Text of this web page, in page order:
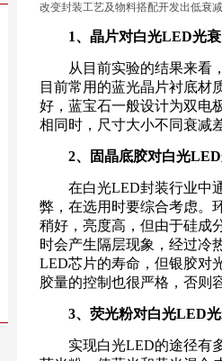
改变封装工艺及物料搭配开发出低衰
1、晶片对白光LED光衰
从目前实验的结果来看，
目前常用的蓝光晶片衬底材
好，蓝宝石一般设计为双电
相同时，尺寸大小不同衰减
2、固晶底胶对白光LED
在白光LED封装行业中通
弊，在选用时要综合考虑。
稍好，亮度高，但由于硅成
时会产生隔层现象，经过冷
LED芯片的寿命，但银胶对
胶量的控制也很严格，否则
3、荧光粉对白光LED
实现白光LED的途径有多